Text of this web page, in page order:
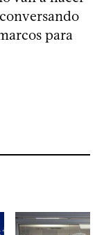
para